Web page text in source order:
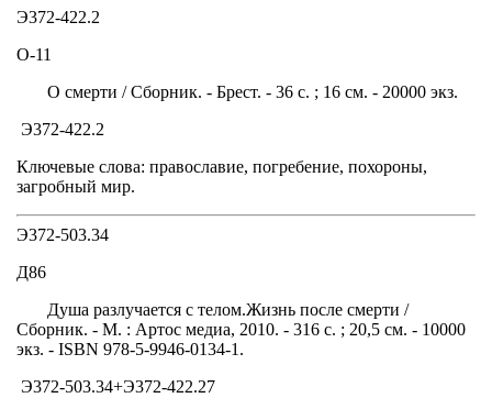
Э372-422.2
О-11
О смерти / Сборник. - Брест. - 36 с. ; 16 см. - 20000 экз.
Э372-422.2
Ключевые слова: православие, погребение, похороны,
загробный мир.
Э372-503.34
Д86
Душа разлучается с телом.Жизнь после смерти /
Сборник. - М. : Артос медиа, 2010. - 316 с. ; 20,5 см. - 10000
экз. - ISBN 978-5-9946-0134-1.
Э372-503.34+Э372-422.27